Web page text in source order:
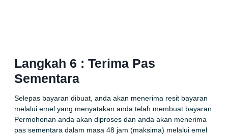
Langkah 6 : Terima Pas
Sementara
Selepas bayaran dibuat, anda akan menerima resit bayaran
melalui emel yang menyatakan anda telah membuat bayaran.
Permohonan anda akan diproses dan anda akan menerima
pas sementara dalam masa 48 jam (maksima) melalui emel